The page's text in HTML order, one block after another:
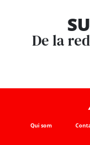
De la
Qui som